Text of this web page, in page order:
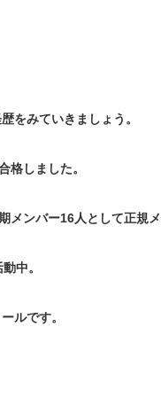
をみていきましょう。
格しました。
メンバー16人として正規メ
中。
ルです。